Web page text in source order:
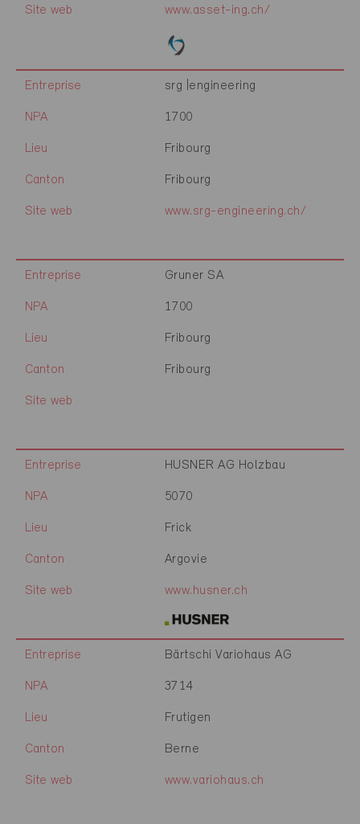
Site web www.asset-ing.ch/
Entreprise srg |engineering
NPA 1700
Lieu Fribourg
Canton Fribourg
Site web www.srg-engineering.ch/
Entreprise Gruner SA
NPA 1700
Lieu Fribourg
Canton Fribourg
Site web
Entreprise HUSNER AG Holzbau
NPA 5070
Lieu Frick
Canton Argovie
Site web www.husner.ch
Entreprise Bärtschi Variohaus AG
NPA 3714
Lieu Frutigen
Canton Berne
Site web www.variohaus.ch